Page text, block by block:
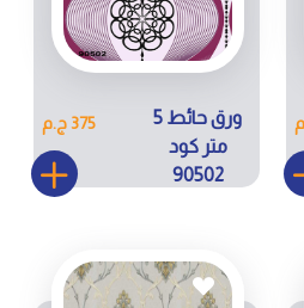
ورق حائط 5
متر كود
90502
375 ج.م